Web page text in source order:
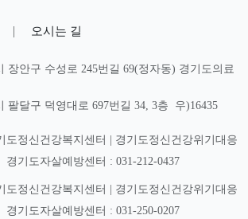
| 오시는 길
장안구 수성로 245번길 69(정자동) 경기도의료
팔달구 덕영대로 697번길 34, 3층 우)16435
도정신건강복지센터 | 경기도정신건강위기대응
경기도자살예방센터 : 031-212-0437
도정신건강복지센터 | 경기도정신건강위기대응
경기도자살예방센터 : 031-250-0207